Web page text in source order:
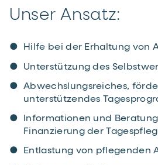
Unser Ansatz:
Hilfe bei der Erhaltung von
Unterstützung des
Abwechslungsreiches,
unterstützendes
Informationen und
Finanzierung der
Entlastung von pflegenden